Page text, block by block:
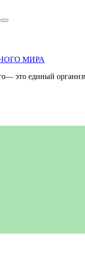
МИРА
это единый